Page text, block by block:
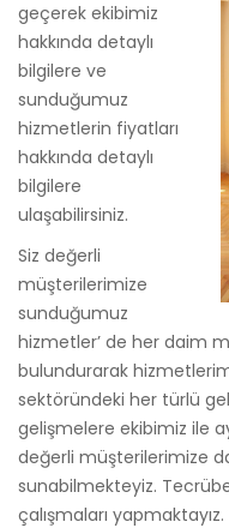
geçerek ekibimiz
hakkında detaylı
bilgilere ve
sunduğumuz
hizmetlerin fiyatları
hakkında detaylı
bilgilere
ulaşabilirsiniz.
Siz değerli
müşterilerimize
sunduğumuz
hizmetler’ de her daim
bulundurarak
sektöründeki her türlü
gelişmelere ekibimiz ile
değerli müşterilerimize
sunabilmekteyiz.
çalışmaları